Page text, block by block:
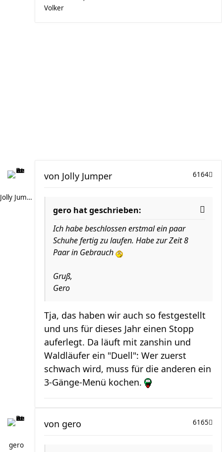
Volker
Jolly Jumper
6164
von Jolly Jumper
gero hat geschrieben:
Ich habe beschlossen erstmal ein paar
Schuhefertigzu laufen. Habe zur Zeit 8
Paar in Gebrauch
Gruß,
Gero
Tja, das haben wir auch so festgestellt
und uns für dieses Jahr einen Stopp
auferlegt. Da läuft mit zanshin und
Waldläufer ein "Duell": Wer zuerst
schwach wird, muss für die anderen ein
3-Gänge-Menü kochen.
gero
6165
von gero